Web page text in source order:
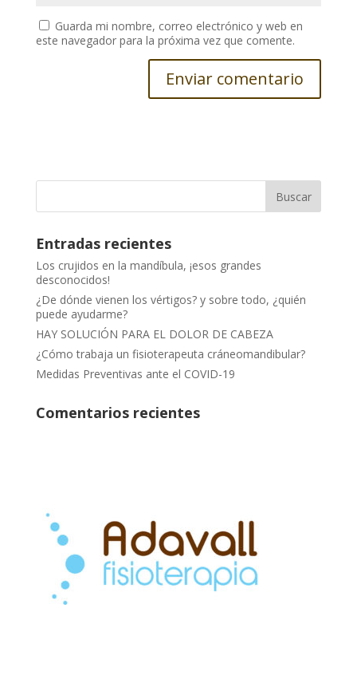
Guarda mi nombre, correo electrónico y web en
este navegador para la próxima vez que comente.
Entradas recientes
Los crujidos en la mandíbula, ¡esos grandes
desconocidos!
¿De dónde vienen los vértigos? y sobre todo, ¿quién
puede ayudarme?
HAY SOLUCIÓN PARA EL DOLOR DE CABEZA
¿Cómo trabaja un fisioterapeuta cráneomandibular?
Medidas Preventivas ante el COVID-19
Comentarios recientes